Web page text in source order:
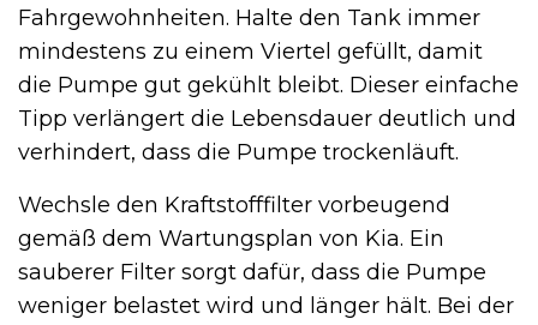
Fahrgewohnheiten. Halte den Tank immer
mindestens zu einem Viertel gefüllt, damit
die Pumpe gut gekühlt bleibt. Dieser einfache
Tipp verlängert die Lebensdauer deutlich und
verhindert, dass die Pumpe trockenläuft.
Wechsle den Kraftstofffilter vorbeugend
gemäß dem Wartungsplan von Kia. Ein
sauberer Filter sorgt dafür, dass die Pumpe
weniger belastet wird und länger hält. Bei der